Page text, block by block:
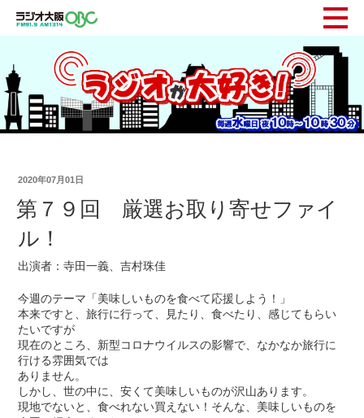
2020年07月01日
第７９回 厳選お取り寄せファイ
ル！
出演者：寺田一義、吉村珠佳
今週のテーマ「美味しいものを食べて応援しよう！」
本来ですと、旅行に行って、見たり、食べたり、感じてもらい
たいですが
現在のところ、新型コロナウイルスの影響で、なかなか旅行に
行ける雰囲気では
ありません。
しかし、世の中に、安くて美味しいものが沢山あります。
現地でないと、食べれない買えない！そんな、美味しいものを